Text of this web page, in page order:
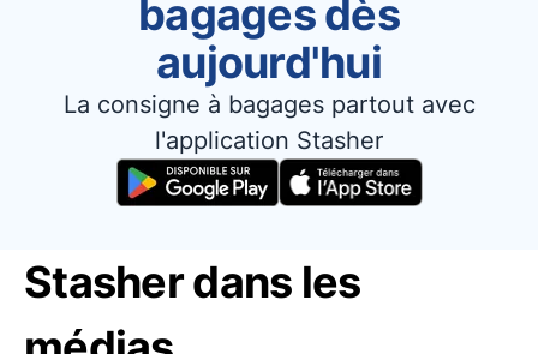
bagages dès
aujourd'hui
La consigne à bagages partout avec
l'application Stasher
Stasher dans les